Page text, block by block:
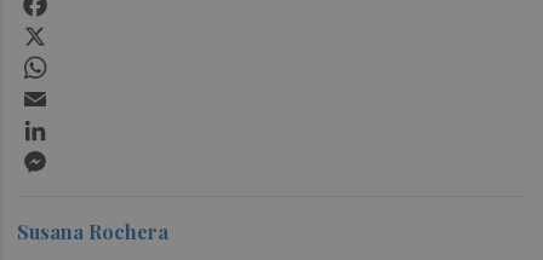
Susana Rochera